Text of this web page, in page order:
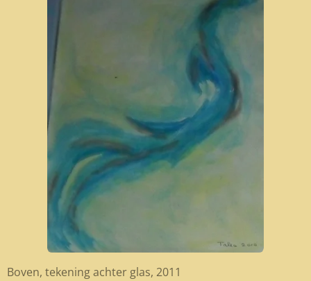
Boven, tekening achter glas, 2011